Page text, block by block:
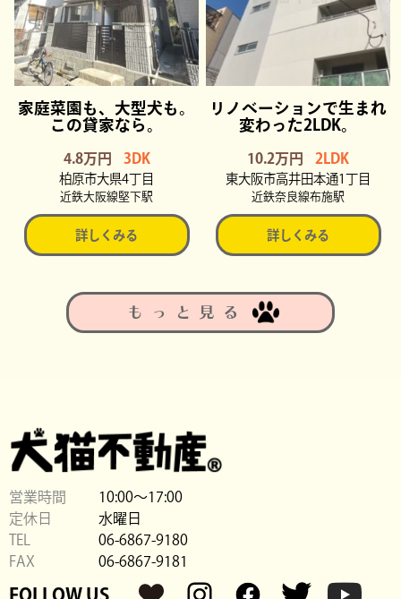
家庭菜園も、大型犬も。
この貸家なら。
4.8万円 3DK
柏原市大県4丁目
近鉄大阪線堅下駅
詳しくみる
リノベーションで生まれ
変わった2LDK。
10.2万円 2LDK
東大阪市高井田本通1丁目
近鉄奈良線布施駅
詳しくみる
もっと見る
営業時間
10:00〜17:00
定休日
水曜日
TEL
06-6867-9180
FAX
06-6867-9181
FOLLOW US